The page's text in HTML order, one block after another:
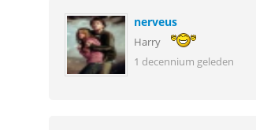
nerveus
Harry
1 decennium geleden